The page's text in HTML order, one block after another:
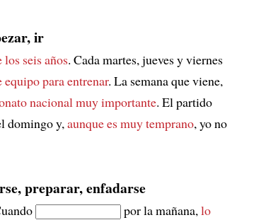
ir
los seis años. Cada martes, jueves y viernes
equipopara entrenar. La semana que viene,
nacional muy importante. El partido
domingo y,aunque es muy temprano, yo no
preparar, enfadarse
por la mañana,lo